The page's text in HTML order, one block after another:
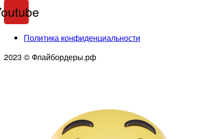
Политика конфиденциальности
2023 © Флайбордеры.рф